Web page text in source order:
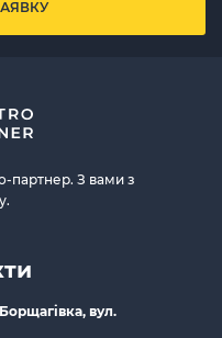
партнер. З вами з
вул.